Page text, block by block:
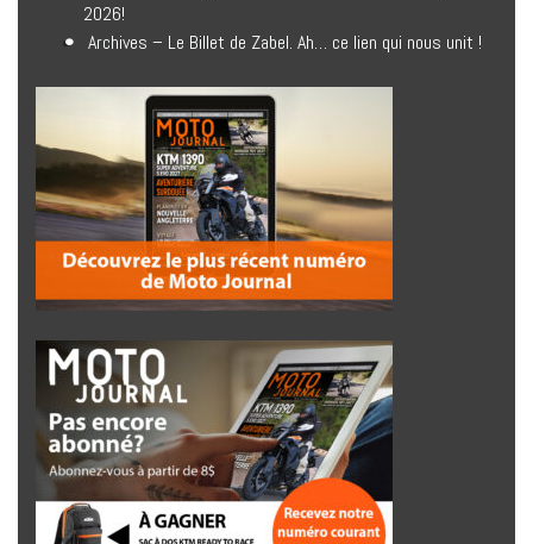
2026!
Archives – Le Billet de Zabel. Ah… ce lien qui nous unit !